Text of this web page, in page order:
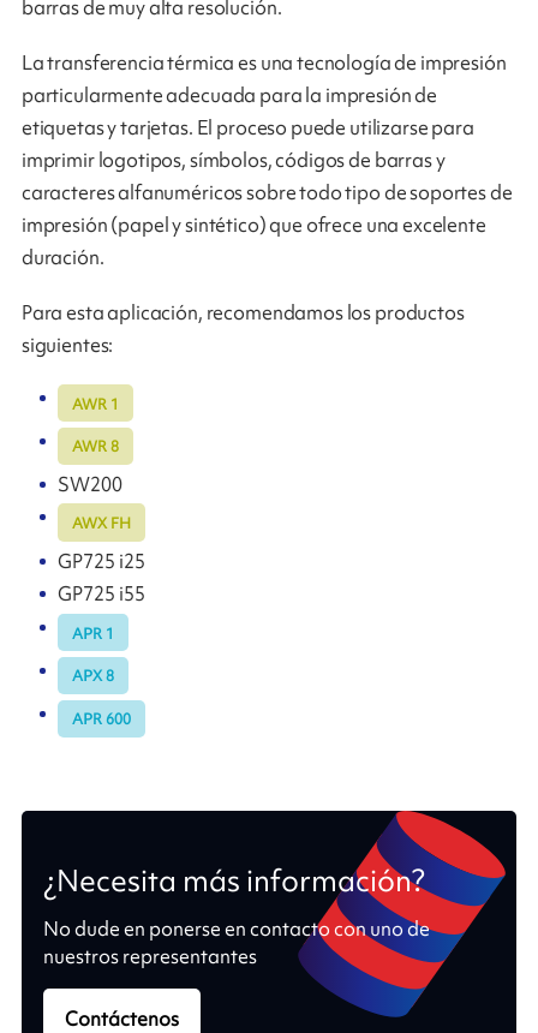
barras de muy alta resolución.
La transferencia térmica es una tecnología de impresión
particularmente adecuada para la impresión de
etiquetas y tarjetas. El proceso puede utilizarse para
imprimir logotipos, símbolos, códigos de barras y
caracteres alfanuméricos sobre todo tipo de soportes de
impresión (papel y sintético) que ofrece una excelente
duración.
Para esta aplicación, recomendamos los productos
siguientes:
AWR 1
AWR 8
SW200
AWX FH
GP725 i25
GP725 i55
APR 1
APX 8
APR 600
¿Necesita más información?
No dude en ponerse en contacto con uno de
nuestros representantes
Contáctenos